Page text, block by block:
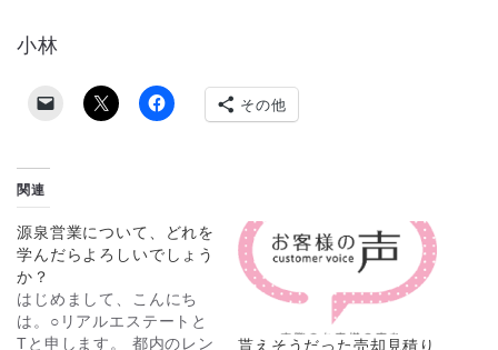
小林
その他
関連
源泉営業について、どれを
学んだらよろしいでしょう
か？
はじめまして、こんにち
は。○リアルエステートと
Tと申します。 都内のレン
貰えそうだった売却見積り